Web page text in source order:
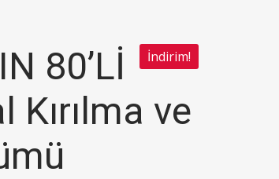
İndirim!
80’Lİ
ve